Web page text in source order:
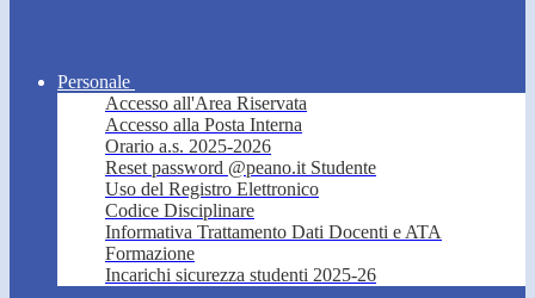
Personale
Accesso all'Area Riservata
Accesso alla Posta Interna
Orario a.s. 2025-2026
Reset password @peano.it Studente
Uso del Registro Elettronico
Codice Disciplinare
Informativa Trattamento Dati Docenti e ATA
Formazione
Incarichi sicurezza studenti 2025-26